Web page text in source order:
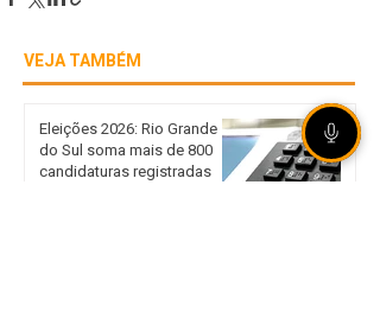
VEJA TAMBÉM
Eleições 2026: Rio Grande
do Sul soma mais de 800
candidaturas registradas